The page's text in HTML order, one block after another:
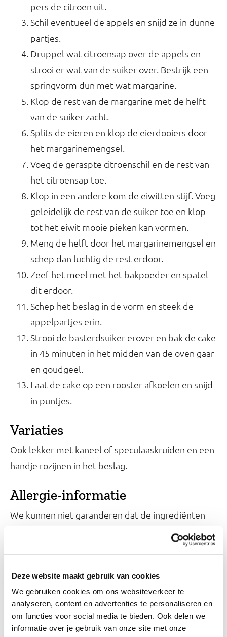
Deze website maakt gebruik van cookies
We gebruiken cookies om ons websiteverkeer te
analyseren, content en advertenties te personaliseren en
om functies voor social media te bieden. Ook delen we
informatie over je gebruik van onze site met onze
pers de citroen uit.
Schil eventueel de appels en snijd ze in dunne
partjes.
Druppel wat citroensap over de appels en
strooi er wat van de suiker over. Bestrijk een
springvorm dun met wat margarine.
Klop de rest van de margarine met de helft
van de suiker zacht.
Splits de eieren en klop de eierdooiers door
het margarinemengsel.
Voeg de geraspte citroenschil en de rest van
het citroensap toe.
Klop in een andere kom de eiwitten stijf. Voeg
geleidelijk de rest van de suiker toe en klop
tot het eiwit mooie pieken kan vormen.
Meng de helft door het margarinemengsel en
schep dan luchtig de rest erdoor.
Zeef het meel met het bakpoeder en spatel
dit erdoor.
Schep het beslag in de vorm en steek de
appelpartjes erin.
Strooi de basterdsuiker erover en bak de cake
in 45 minuten in het midden van de oven gaar
en goudgeel.
Laat de cake op een rooster afkoelen en snijd
in puntjes.
Variaties
Ook lekker met kaneel of speculaaskruiden en een
handje rozijnen in het beslag.
Allergie-informatie
We kunnen niet garanderen dat de ingrediënten
die je gebruikt vrij zijn van allergenen. Kijk daarom
Kies Ik
Ingrediënten over?
Kijk op onze receptensitewelke recepten je ermee
kunt maken of bekijk het bewaaradvies in onze